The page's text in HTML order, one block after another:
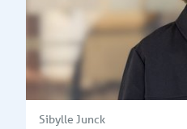
Sibylle Junck